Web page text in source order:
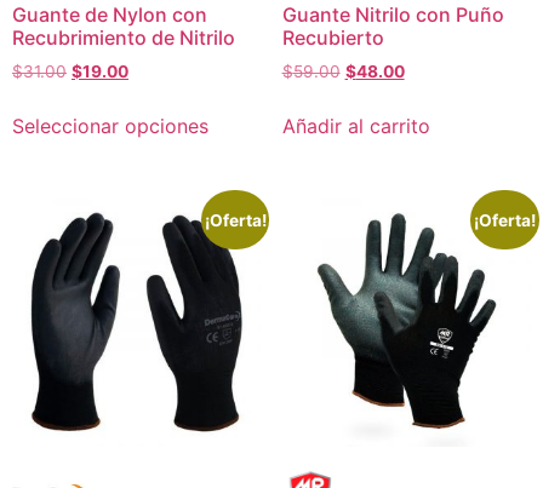
Guante de Nylon con
Recubrimiento de Nitrilo
$31.00 $19.00
Seleccionar opciones
Guante Nitrilo con Puño
Recubierto
$59.00 $48.00
Añadir al carrito
¡Oferta! ¡Oferta!